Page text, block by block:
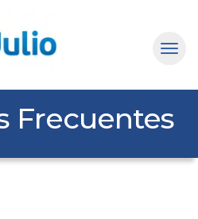
Frecuentes